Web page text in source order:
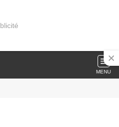
MENU